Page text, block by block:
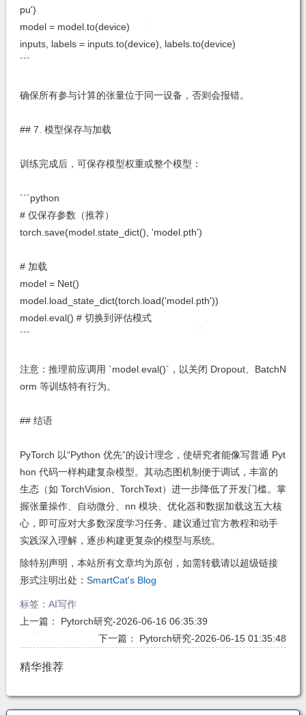
pu')
model = model.to(device)
inputs, labels = inputs.to(device), labels.to(device)
```
确保所有参与计算的张量位于同一设备，否则会报错。
## 7. 模型保存与加载
训练完成后，可保存模型权重或整个模型：
```python
# 仅保存参数（推荐）
torch.save(model.state_dict(), 'model.pth')
# 加载
model = Net()
model.load_state_dict(torch.load('model.pth'))
model.eval() # 切换到评估模式
```
注意：推理前应调用 `model.eval()`，以关闭 Dropout、BatchN
orm 等训练特有行为。
## 结语
PyTorch 以“Python 优先”的设计理念，使研究者能像写普通 Pyt
hon 代码一样构建复杂模型。其动态图机制便于调试，丰富的
生态（如 TorchVision、TorchText）进一步降低了开发门槛。掌
握张量操作、自动微分、nn 模块、优化器和数据加载这五大核
心，即可应对大多数深度学习任务。建议通过官方教程和动手
实践深入理解，逐步构建更复杂的模型与系统。
除特别声明，本站所有文章均为原创，如需转载请以超级链接
形式注明出处： SmartCat's Blog
标签： AI写作
上一篇： Pytorch研究-2026-06-16 06:35:39
下一篇： Pytorch研究-2026-06-15 01:35:48
精华推荐